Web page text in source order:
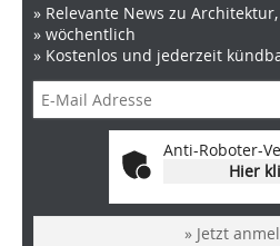
» Relevante News zu
» wöchentlich
» Kostenlos und jederzeit
Anti-Roboter-
Hier
» Jetzt